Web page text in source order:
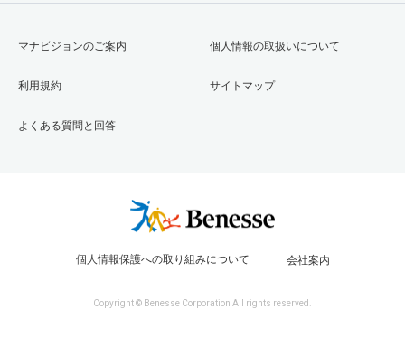
マナビジョンのご案内
利用規約
よくある質問と回答
個人情報の取扱いについて
サイトマップ
個人情報保護への取り組みについて 会社案内
Copyright © Benesse Corporation All rights reserved.